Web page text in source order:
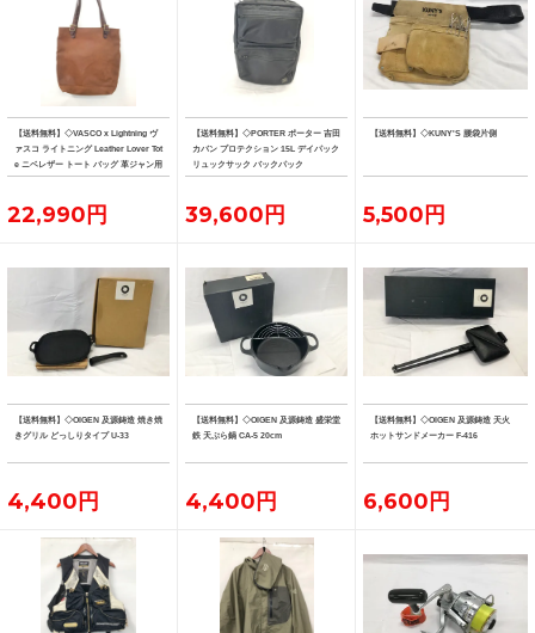
【送料無料】◇VASCO x Lightning ヴ
ァスコ ライトニング Leather Lover Tot
e ニベレザー トート バッグ 革ジャン用
トート
22,990円
【送料無料】◇PORTER ポーター 吉田
カバン プロテクション 15L デイパック
リュックサック バックパック
39,600円
【送料無料】◇KUNY'S 腰袋片側
5,500円
【送料無料】◇OIGEN 及源鋳造 焼き焼
きグリル どっしりタイプ U-33
4,400円
【送料無料】◇OIGEN 及源鋳造 盛栄堂
鉄 天ぷら鍋 CA-5 20cm
4,400円
【送料無料】◇OIGEN 及源鋳造 天火
ホットサンドメーカー F-416
6,600円